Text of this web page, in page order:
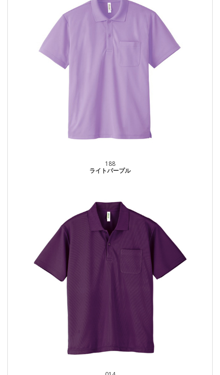
188
ライトパープル